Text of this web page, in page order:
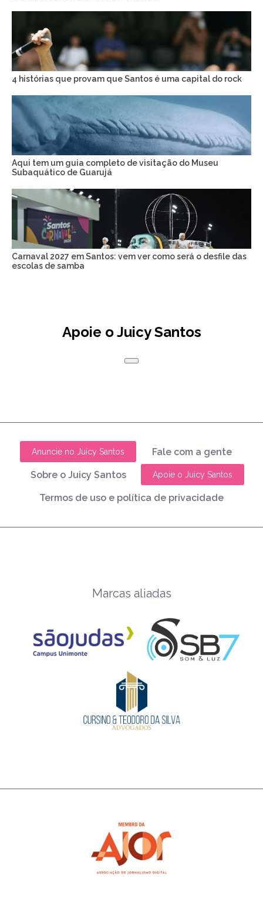
4 histórias que provam que Santos é uma capital do rock
Aqui tem um guia completo de visitação do Museu
Subaquático de Guarujá
Carnaval 2027 em Santos: vem ver como será o desfile das
escolas de samba
Apoie o Juicy Santos
Anuncie no Juicy Santos Fale com a gente
Sobre o Juicy Santos Apoie o Juicy Santos
Termos de uso e política de privacidade
Marcas aliadas